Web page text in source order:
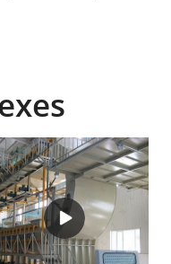
hydraulique